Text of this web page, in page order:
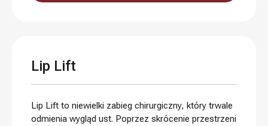
Lip Lift
Lip Lift to niewielki zabieg chirurgiczny, który trwale
odmienia wygląd ust. Poprzez skrócenie przestrzeni